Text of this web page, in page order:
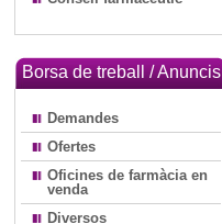
Borsa de treball / Anuncis
Demandes
Ofertes
Oficines de farmàcia en
venda
Diversos